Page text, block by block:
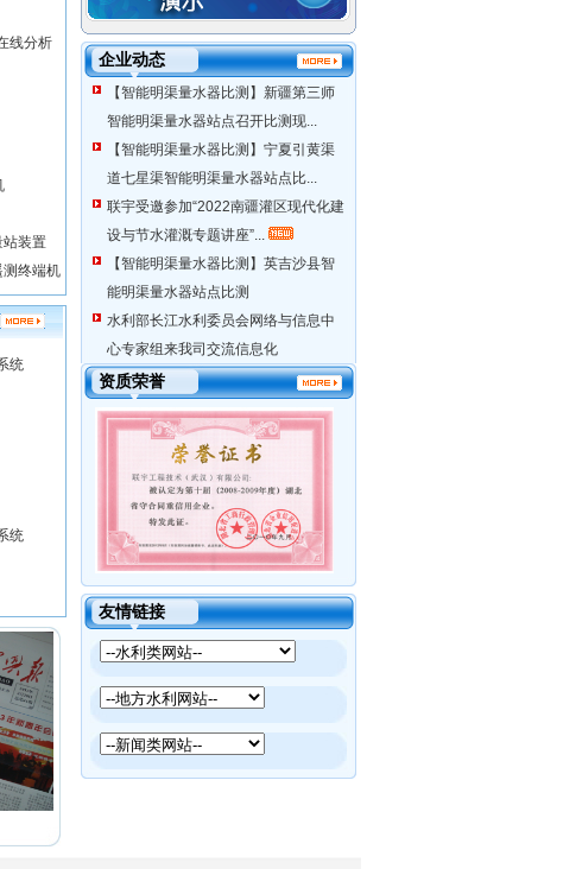
仪
线分析
站装置
终端机
灌区管理信息平台
统
统
企业动态
【智能明渠量水器比测】新疆第三师
智能明渠量水器站点召开比测现...
【智能明渠量水器比测】宁夏引黄渠
道七星渠智能明渠量水器站点比...
联宇受邀参加“2022南疆灌区现代化建
设与节水灌溉专题讲座”...
【智能明渠量水器比测】英吉沙县智
能明渠量水器站点比测
水利部长江水利委员会网络与信息中
心专家组来我司交流信息化
【智能明渠量水器比测】宁夏礼和泵
宁夏回族自治区水利厅对惠农渠礼和
泵站取水许可进行核验 转载自...
资质荣誉
友情链接